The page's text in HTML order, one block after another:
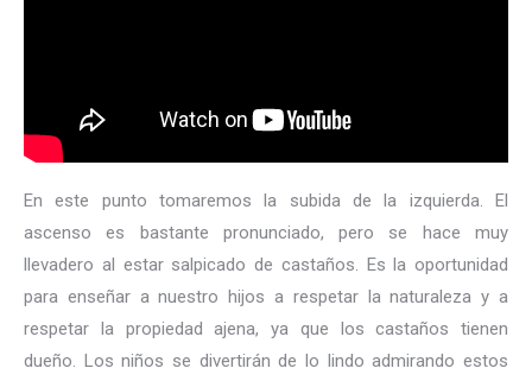
En este punto tomaremos la subida de la izquierda. El
ascenso es bastante pronunciado, pero se hace muy
llevadero al estar salpicado de castaños. Es la oportunidad
para enseñar a nuestro hijos a respetar la naturaleza y a
respetar la propiedad ajena, ya que los castaños tienen
dueño. Los niños se divertirán de lo lindo admirando estos